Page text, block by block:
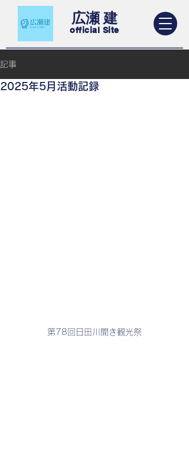
​広瀬 建
​official Site
記事
2025年5月活動記録
第78回日田川開き観光祭